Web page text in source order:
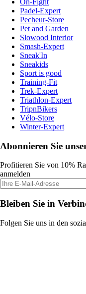
On-Fight
Padel-Expert
Pecheur-Store
Pet and Garden
Slowood Interior
Smash-Expert
Sneak'In
Sneakids
Sport is good
Training-Fit
Trek-Expert
Triathlon-Expert
TripnBikers
Vélo-Store
Winter-Expert
Abonnieren Sie
Profitieren Sie von 10%
anmelden
Bleiben Sie in
Folgen Sie uns in den